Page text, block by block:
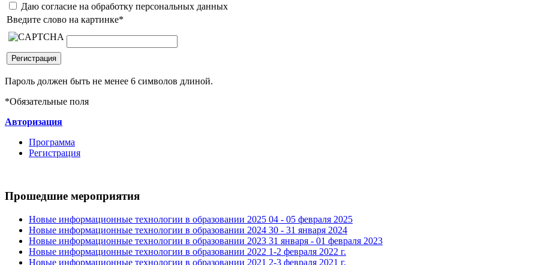
Даю согласие на обработку персональных данных
Введите слово на картинке*
Пароль должен быть не менее 6 символов длиной.
*Обязательные поля
Авторизация
Программа
Регистрация
Прошедшие мероприятия
Новые информационные технологии в образовании 2025 04 - 05 февраля 2025
Новые информационные технологии в образовании 2024 30 - 31 января 2024
Новые информационные технологии в образовании 2023 31 января - 01 февраля 2023
Новые информационные технологии в образовании 2022 1-2 февраля 2022 г.
Новые информационные технологии в образовании 2021 2-3 февраля 2021 г.